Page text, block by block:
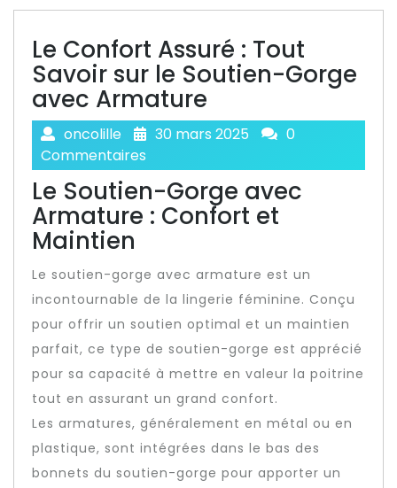
Le Confort Assuré : Tout
Savoir sur le Soutien-Gorge
avec Armature
oncolille 30 mars 2025
0
Commentaires
Le Soutien-Gorge avec
Armature : Confort et
Maintien
Le soutien-gorge avec armature est un
incontournable de la lingerie féminine. Conçu
pour offrir un soutien optimal et un maintien
parfait, ce type de soutien-gorge est apprécié
pour sa capacité à mettre en valeur la poitrine
tout en assurant un grand confort.
Les armatures, généralement en métal ou en
plastique, sont intégrées dans le bas des
bonnets du soutien-gorge pour apporter un